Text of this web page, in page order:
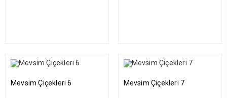
Mevsim Çiçekleri 6 Mevsim Çiçekleri 7